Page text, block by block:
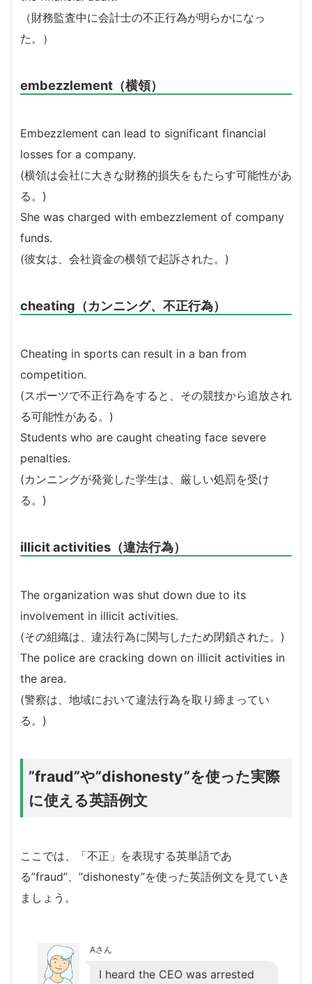
（財務監査中に会計士の不正行為が明らかになっ
た。）
embezzlement（横領）
Embezzlement can lead to significant financial
losses for a company.
(横領は会社に大きな財務的損失をもたらす可能性があ
る。)
She was charged with embezzlement of company
funds.
(彼女は、会社資金の横領で起訴された。)
cheating（カンニング、不正行為）
Cheating in sports can result in a ban from
competition.
(スポーツで不正行為をすると、その競技から追放され
る可能性がある。)
Students who are caught cheating face severe
penalties.
(カンニングが発覚した学生は、厳しい処罰を受け
る。)
illicit activities（違法行為）
The organization was shut down due to its
involvement in illicit activities.
(その組織は、違法行為に関与したため閉鎖された。)
The police are cracking down on illicit activities in
the area.
(警察は、地域において違法行為を取り締まってい
る。)
”fraud”や”dishonesty”を使った実際
に使える英語例文
ここでは、「不正」を表現する英単語であ
る”fraud”、”dishonesty”を使った英語例文を見ていき
ましょう。
Aさん
I heard the CEO was arrested